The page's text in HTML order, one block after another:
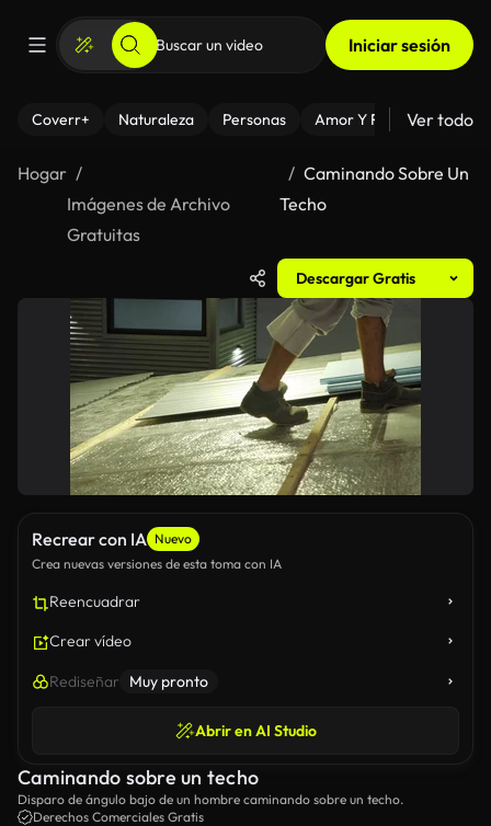
Iniciar sesión
Coverr+ Naturaleza Personas Amor Y Relaciones
Ver todo
Hogar
Imágenes de Archivo
Gratuitas
Caminando Sobre Un
Techo
Descargar Gratis
Recrear con IA Nuevo
Crea nuevas versiones de esta toma con IA
Reencuadrar
Crear vídeo
Rediseñar Muy pronto
Abrir en AI Studio
Caminando sobre un techo
Disparo de ángulo bajo de un hombre caminando sobre un techo.
Derechos Comerciales Gratis